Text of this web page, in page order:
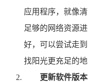
应用程序，就像
足够的网络资源
好，可以尝试走
找阳光更充足的
更新软件版本